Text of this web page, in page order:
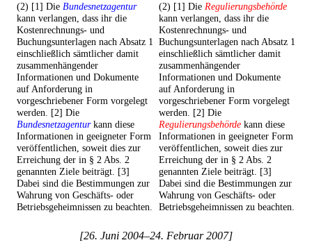
(2) [1] Die Bundesnetzagentur
kann verlangen, dass ihr die
Kostenrechnungs- und
Buchungsunterlagen nach Absatz 1
einschließlich sämtlicher damit
zusammenhängender
Informationen und Dokumente
auf Anforderung in
vorgeschriebener Form vorgelegt
werden. [2] Die
Bundesnetzagenturkann diese
Informationen in geeigneter Form
veröffentlichen, soweit dies zur
Erreichung der in § 2 Abs. 2
genannten Ziele beiträgt. [3]
Dabei sind die Bestimmungen zur
Wahrung von Geschäfts- oder
Betriebsgeheimnissen zu beachten.
(2) [1] Die Regulierungsbehörde
kann verlangen, dass ihr die
Kostenrechnungs- und
Buchungsunterlagen nach Absatz 1
einschließlich sämtlicher damit
zusammenhängender
Informationen und Dokumente
auf Anforderung in
vorgeschriebener Form vorgelegt
werden. [2] Die
Regulierungsbehörde kann diese
Informationen in geeigneter Form
veröffentlichen, soweit dies zur
Erreichung der in § 2 Abs. 2
genannten Ziele beiträgt. [3]
Dabei sind die Bestimmungen zur
Wahrung von Geschäfts- oder
Betriebsgeheimnissen zu beachten.
[26. Juni 2004–24. Februar 2007]